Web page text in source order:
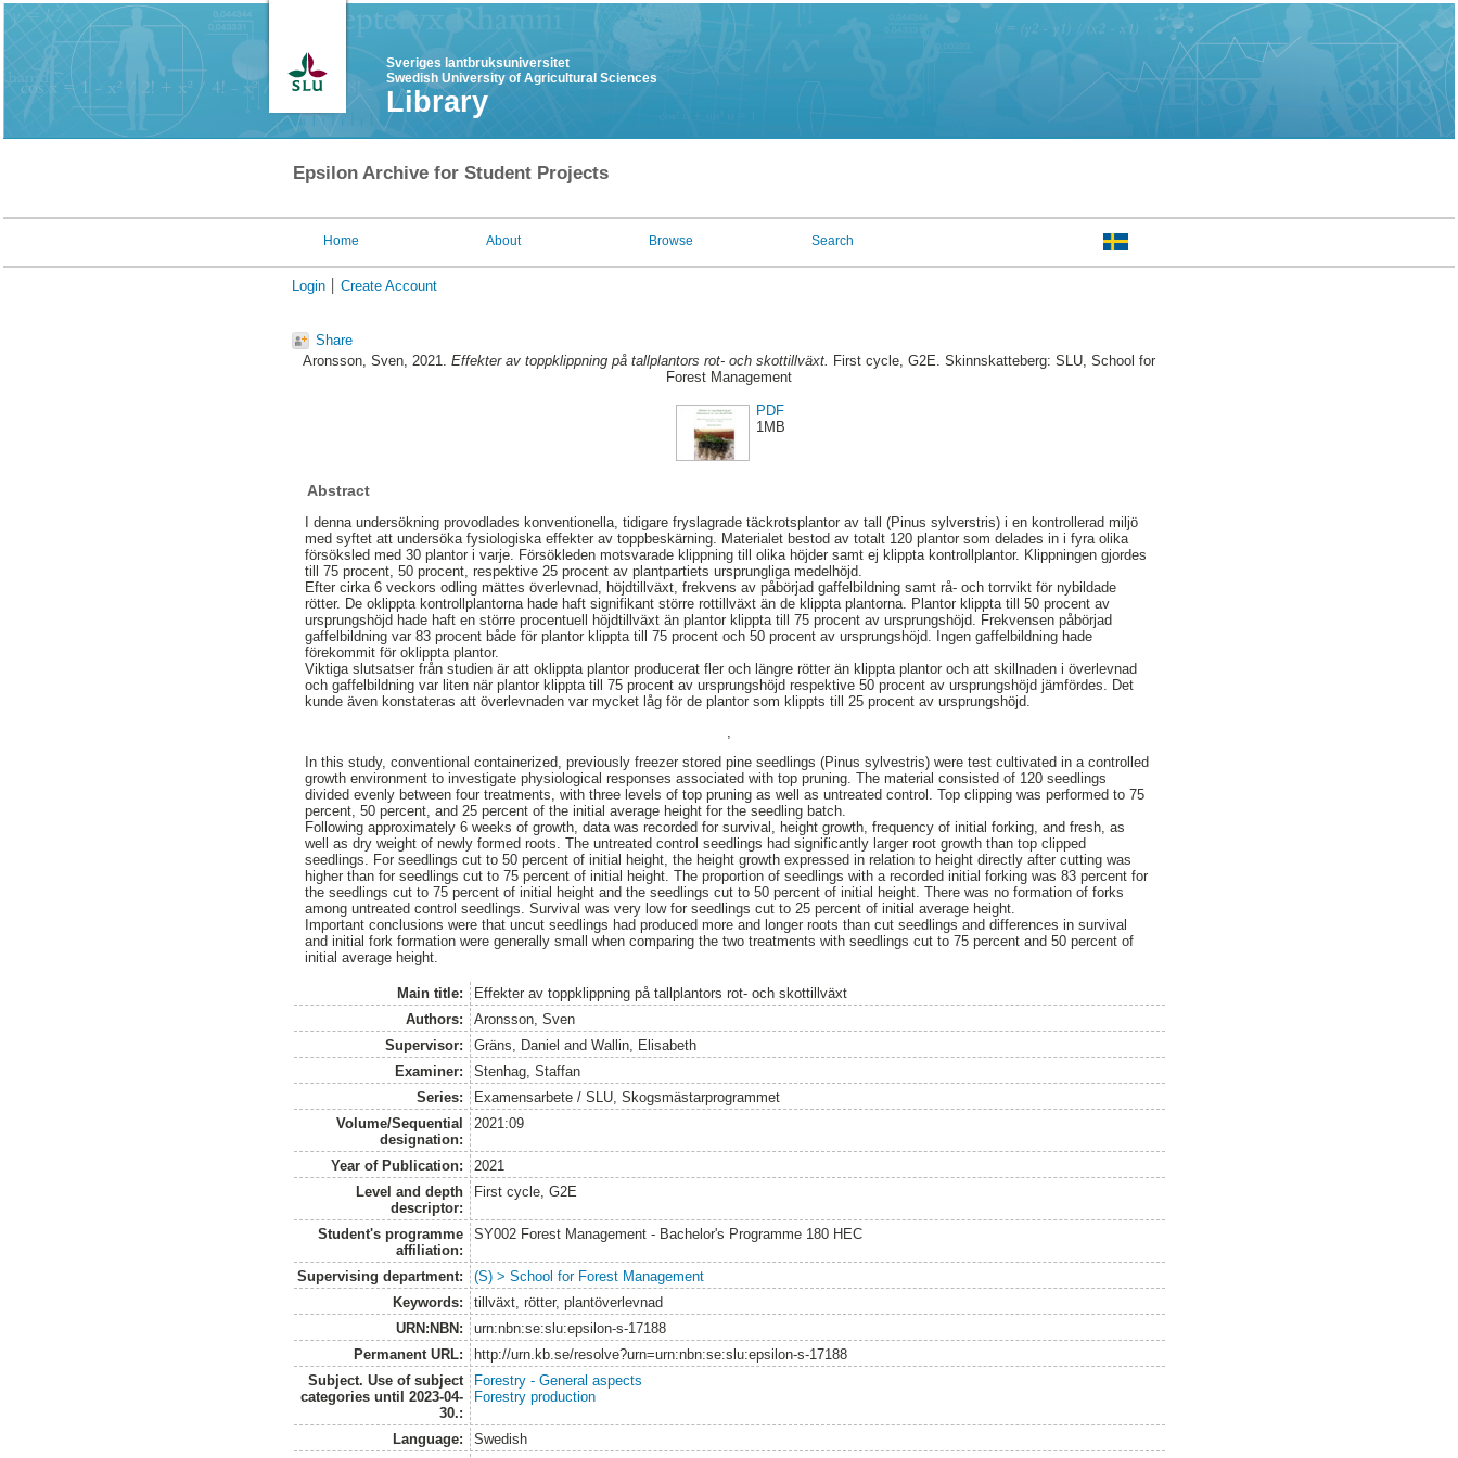
Sveriges lantbruksuniversitet
Swedish University of Agricultural Sciences
Library
Epsilon Archive for Student Projects
Home About Browse Search
Login Create Account
Share
Aronsson, Sven, 2021. Effekter av toppklippning på tallplantors rot- och skottillväxt. First cycle, G2E. Skinnskatteberg: SLU, School for
Forest Management
PDF
1MB
Abstract
I denna undersökning provodlades konventionella, tidigare fryslagrade täckrotsplantor av tall (Pinus sylverstris) i en kontrollerad miljö
med syftet att undersöka fysiologiska effekter av toppbeskärning. Materialet bestod av totalt 120 plantor som delades in i fyra olika
försöksled med 30 plantor i varje. Försökleden motsvarade klippning till olika höjder samt ej klippta kontrollplantor. Klippningen gjordes
till 75 procent, 50 procent, respektive 25 procent av plantpartiets ursprungliga medelhöjd.
Efter cirka 6 veckors odling mättes överlevnad, höjdtillväxt, frekvens av påbörjad gaffelbildning samt rå- och torrvikt för nybildade
rötter. De oklippta kontrollplantorna hade haft signifikant större rottillväxt än de klippta plantorna. Plantor klippta till 50 procent av
ursprungshöjd hade haft en större procentuell höjdtillväxt än plantor klippta till 75 procent av ursprungshöjd. Frekvensen påbörjad
gaffelbildning var 83 procent både för plantor klippta till 75 procent och 50 procent av ursprungshöjd. Ingen gaffelbildning hade
förekommit för oklippta plantor.
Viktiga slutsatser från studien är att oklippta plantor producerat fler och längre rötter än klippta plantor och att skillnaden i överlevnad
och gaffelbildning var liten när plantor klippta till 75 procent av ursprungshöjd respektive 50 procent av ursprungshöjd jämfördes. Det
kunde även konstateras att överlevnaden var mycket låg för de plantor som klippts till 25 procent av ursprungshöjd.
In this study, conventional containerized, previously freezer stored pine seedlings (Pinus sylvestris) were test cultivated in a controlled
growth environment to investigate physiological responses associated with top pruning. The material consisted of 120 seedlings
divided evenly between four treatments, with three levels of top pruning as well as untreated control. Top clipping was performed to 75
percent, 50 percent, and 25 percent of the initial average height for the seedling batch.
Following approximately 6 weeks of growth, data was recorded for survival, height growth, frequency of initial forking, and fresh, as
well as dry weight of newly formed roots. The untreated control seedlings had significantly larger root growth than top clipped
seedlings. For seedlings cut to 50 percent of initial height, the height growth expressed in relation to height directly after cutting was
higher than for seedlings cut to 75 percent of initial height. The proportion of seedlings with a recorded initial forking was 83 percent for
the seedlings cut to 75 percent of initial height and the seedlings cut to 50 percent of initial height. There was no formation of forks
among untreated control seedlings. Survival was very low for seedlings cut to 25 percent of initial average height.
Important conclusions were that uncut seedlings had produced more and longer roots than cut seedlings and differences in survival
and initial fork formation were generally small when comparing the two treatments with seedlings cut to 75 percent and 50 percent of
initial average height.
Main title:
Effekter av toppklippning på tallplantors rot- och skottillväxt
Authors:
Aronsson, Sven
Supervisor:
Gräns, Daniel and Wallin, Elisabeth
Examiner:
Stenhag, Staffan
Series:
Examensarbete / SLU, Skogsmästarprogrammet
Volume/Sequential
designation:
2021:09
Year of Publication:
2021
Level and depth
descriptor:
First cycle, G2E
Student's programme
affiliation:
SY002 Forest Management - Bachelor's Programme 180 HEC
Supervising department:
(S) > School for Forest Management
Keywords:
tillväxt, rötter, plantöverlevnad
URN:NBN:
urn:nbn:se:slu:epsilon-s-17188
Permanent URL:
http://urn.kb.se/resolve?urn=urn:nbn:se:slu:epsilon-s-17188
Subject. Use of subject
categories until 2023-04-
30.:
Forestry - General aspects
Forestry production
Language:
Swedish